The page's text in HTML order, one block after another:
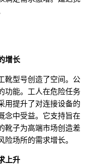
增长
靴型号创造了空间。公
功能。工人在危险任务
用提升了对连接设备的
念中受益。它支持旨在
靴子为高端市场创造差
场所的需求增长。
上升